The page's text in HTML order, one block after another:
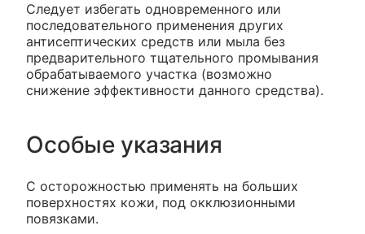
Следует избегать одновременного или
последовательного применения других
антисептических средств или мыла без
предварительного тщательного промывания
обрабатываемого участка (возможно
снижение эффективности данного средства).
Особые указания
С осторожностью применять на больших
поверхностях кожи, под окклюзионными
повязками.